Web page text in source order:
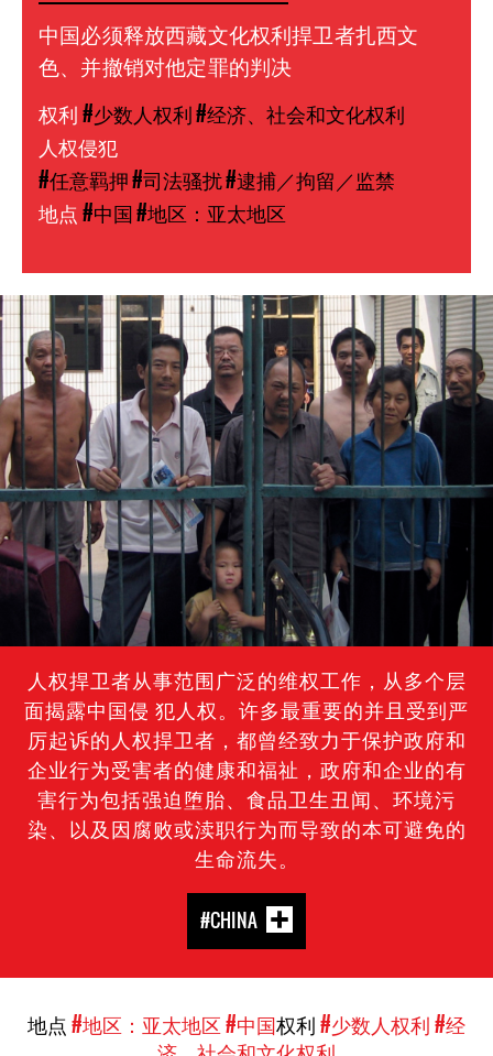
中国必须释放西藏文化权利捍卫者扎西文
色、并撤销对他定罪的判决
权利#少数人权利#经济、社会和文化权利
人权侵犯
#任意羁押#司法骚扰#逮捕／拘留／监禁
地点 #中国#地区：亚太地区
#China-
general-
context.jpg
人权捍卫者从事范围广泛的维权工作，从多个层
面揭露中国侵 犯人权。许多最重要的并且受到严
厉起诉的人权捍卫者，都曾经致力于保护政府和
企业行为受害者的健康和福祉，政府和企业的有
害行为包括强迫堕胎、食品卫生丑闻、环境污
染、以及因腐败或渎职行为而导致的本可避免的
生命流失。
#CHINA
地点#地区：亚太地区#中国权利#少数人权利#经